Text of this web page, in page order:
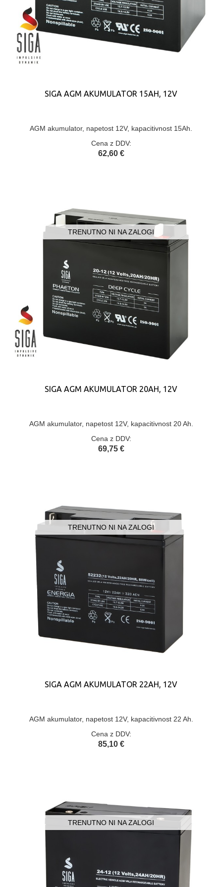
SIGA AGM AKUMULATOR 15AH, 12V
AGM akumulator, napetost 12V, kapacitivnost 15Ah.
Cena z DDV:
62,60 €
TRENUTNO NI NA ZALOGI
SIGA AGM AKUMULATOR 20AH, 12V
AGM akumulator, napetost 12V, kapacitivnost 20 Ah.
Cena z DDV:
69,75 €
TRENUTNO NI NA ZALOGI
SIGA AGM AKUMULATOR 22AH, 12V
AGM akumulator, napetost 12V, kapacitivnost 22 Ah.
Cena z DDV:
85,10 €
TRENUTNO NI NA ZALOGI